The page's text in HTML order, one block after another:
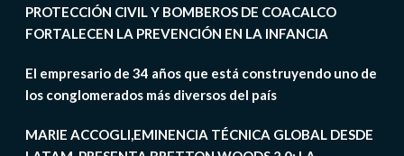
PROTECCIÓN CIVIL Y BOMBEROS DE COACALCO
FORTALECEN LA PREVENCIÓN EN LA INFANCIA
El empresario de 34 años que está construyendo uno de
los conglomerados más diversos del país
MARIE ACCOGLI,EMINENCIA TÉCNICA GLOBAL DESDE